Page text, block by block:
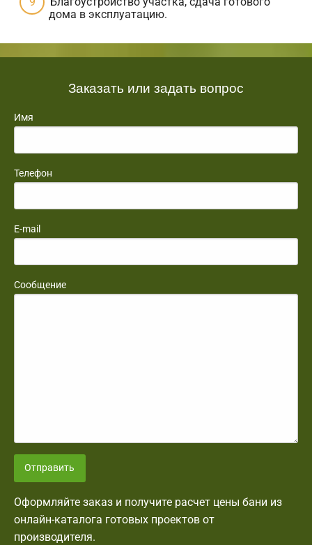
дома в эксплуатацию.
Заказать или задать вопрос
Имя
Телефон
E-mail
Сообщение
Отправить
Оформляйте заказ и получите расчет цены бани из
онлайн-каталога готовых проектов от
производителя.